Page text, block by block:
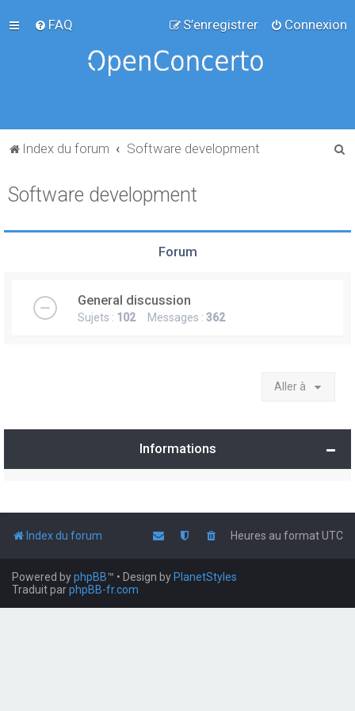
FAQ Connexion
S’enregistrer
Index du forum Software development
e
Software development
Forum
General discussion
Sujets : 102Messages : 362
Aller à
Informations
Index du forum Heures au formatUTC
Powered byphpBB™ • Design by PlanetStyles
Traduit parphpBB-fr.com